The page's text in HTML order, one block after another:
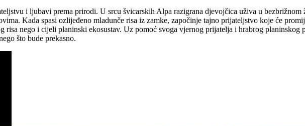
i ljubavi prema prirodi. U srcu švicarskih Alpa razigrana djevojčica uživa u
Kada spasi ozlijeđeno mladunče risa iz zamke, započinje tajno prijateljstvo koje će
risa nego i cijeli planinski ekosustav. Uz pomoć svoga vjernog prijatelja i hrabrog
što bude prekasno.